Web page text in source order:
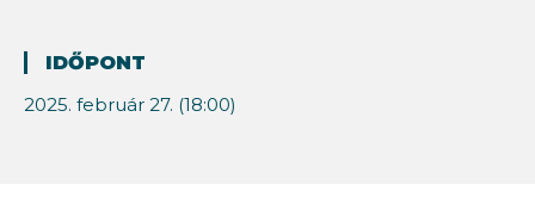
IDŐPONT
2025. február 27. (18:00)